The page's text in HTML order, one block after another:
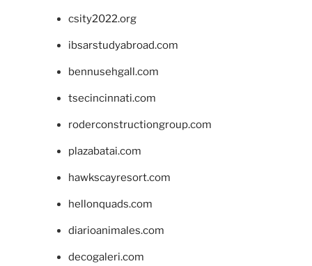
csity2022.org
ibsarstudyabroad.com
bennusehgall.com
tsecincinnati.com
roderconstructiongroup.com
plazabatai.com
hawkscayresort.com
hellonquads.com
diarioanimales.com
decogaleri.com